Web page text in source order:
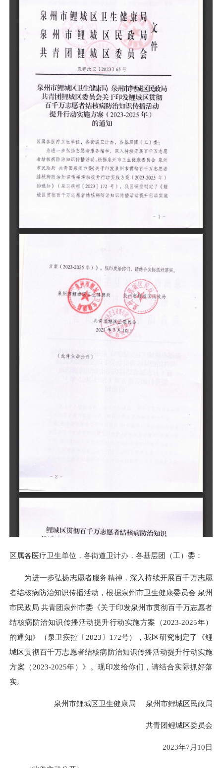
区属各医疗卫生单位，各街道卫计办，各基层团（工）委：
为进一步弘扬志愿者服务精神，深入持续开展百千万志愿
者结核病防治知识传播活动，根据泉州市卫生健康委员会 泉州
市民政局 共青团泉州市委《关于印发泉州市贯彻百千万志愿者
结核病防治知识传播活动提升行动实施方案（2023-2025年）
的通知》（泉卫疾控〔2023〕172号），我区研究制定了《鲤
城区贯彻百千万志愿者结核病防治知识传播活动提升行动实施
方案（2023-2025年）》。现印发给你们，请结合实际抓好落
实。
泉州市鲤城区卫生健康局 泉州市鲤城区民政局
共青团鲤城区委员会
2023年7月10日